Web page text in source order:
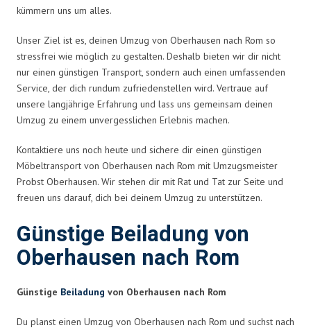
kümmern uns um alles.
Unser Ziel ist es, deinen Umzug von Oberhausen nach Rom so
stressfrei wie möglich zu gestalten. Deshalb bieten wir dir nicht
nur einen günstigen Transport, sondern auch einen umfassenden
Service, der dich rundum zufriedenstellen wird. Vertraue auf
unsere langjährige Erfahrung und lass uns gemeinsam deinen
Umzug zu einem unvergesslichen Erlebnis machen.
Kontaktiere uns noch heute und sichere dir einen günstigen
Möbeltransport von Oberhausen nach Rom mit Umzugsmeister
Probst Oberhausen. Wir stehen dir mit Rat und Tat zur Seite und
freuen uns darauf, dich bei deinem Umzug zu unterstützen.
Günstige Beiladung von
Oberhausen nach Rom
Günstige Beiladung von Oberhausen nach Rom
Du planst einen Umzug von Oberhausen nach Rom und suchst nach